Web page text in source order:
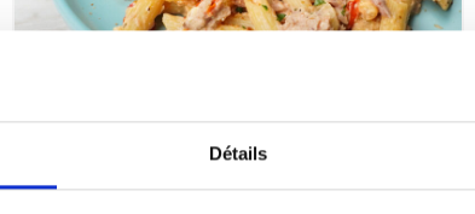
Détails
Pâtes au thon et à la feta cuites
au four